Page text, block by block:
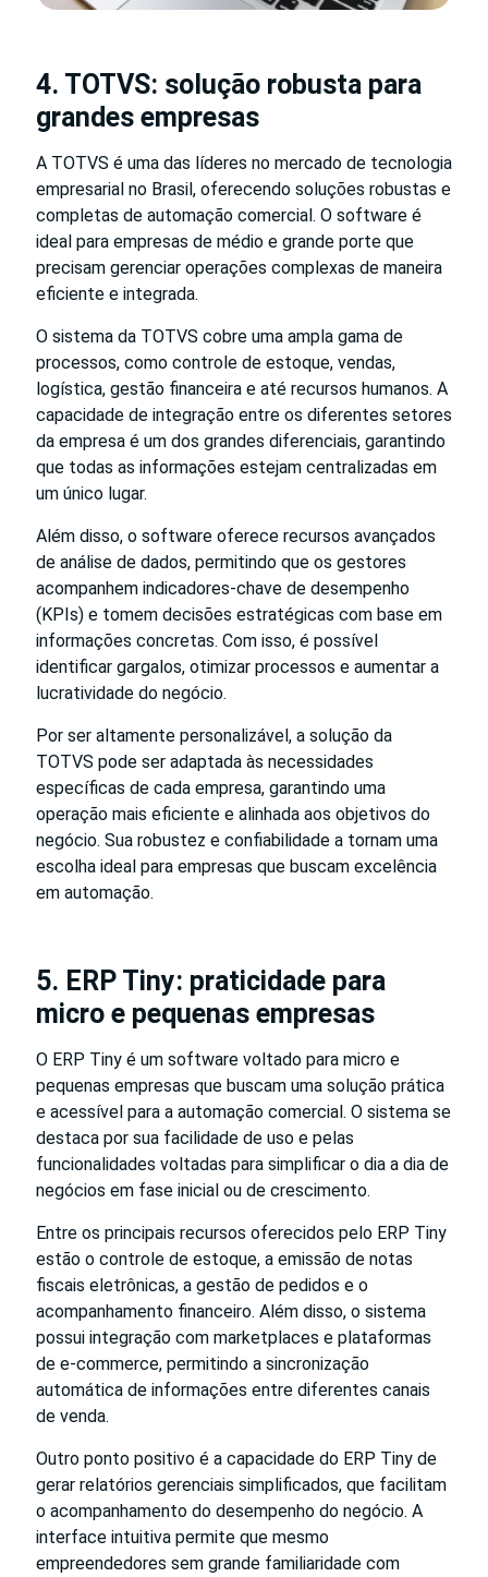
4. TOTVS: solução robusta para
grandes empresas
A TOTVS é uma das líderes no mercado de tecnologia
empresarial no Brasil, oferecendo soluções robustas e
completas de automação comercial. O software é
ideal para empresas de médio e grande porte que
precisam gerenciar operações complexas de maneira
eficiente e integrada.
O sistema da TOTVS cobre uma ampla gama de
processos, como controle de estoque, vendas,
logística, gestão financeira e até recursos humanos. A
capacidade de integração entre os diferentes setores
da empresa é um dos grandes diferenciais, garantindo
que todas as informações estejam centralizadas em
um único lugar.
Além disso, o software oferece recursos avançados
de análise de dados, permitindo que os gestores
acompanhem indicadores-chave de desempenho
(KPIs) e tomem decisões estratégicas com base em
informações concretas. Com isso, é possível
identificar gargalos, otimizar processos e aumentar a
lucratividade do negócio.
Por ser altamente personalizável, a solução da
TOTVS pode ser adaptada às necessidades
específicas de cada empresa, garantindo uma
operação mais eficiente e alinhada aos objetivos do
negócio. Sua robustez e confiabilidade a tornam uma
escolha ideal para empresas que buscam excelência
em automação.
5. ERP Tiny: praticidade para
micro e pequenas empresas
O ERP Tiny é um software voltado para micro e
pequenas empresas que buscam uma solução prática
e acessível para a automação comercial. O sistema se
destaca por sua facilidade de uso e pelas
funcionalidades voltadas para simplificar o dia a dia de
negócios em fase inicial ou de crescimento.
Entre os principais recursos oferecidos pelo ERP Tiny
estão o controle de estoque, a emissão de notas
fiscais eletrônicas, a gestão de pedidos e o
acompanhamento financeiro. Além disso, o sistema
possui integração com marketplaces e plataformas
de e-commerce, permitindo a sincronização
automática de informações entre diferentes canais
de venda.
Outro ponto positivo é a capacidade do ERP Tiny de
gerar relatórios gerenciais simplificados, que facilitam
o acompanhamento do desempenho do negócio. A
interface intuitiva permite que mesmo
empreendedores sem grande familiaridade com